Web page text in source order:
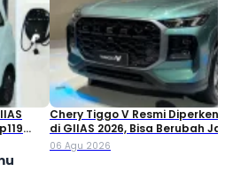
Chery Tiggo V Resmi
di GIIAS 2026, Bisa Berubah
Double Cabin
06 Agu 2026